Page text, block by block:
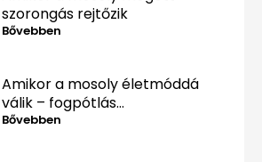
szorongás rejtőzik
Bővebben
Amikor a mosoly életmóddá
válik – fogpótlás
közérthetően, tabuk nélkül
Bővebben